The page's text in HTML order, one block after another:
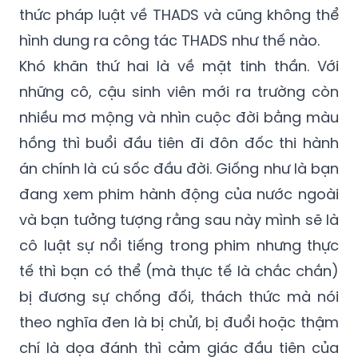
thức pháp luật về THADS và cũng không thể
hình dung ra công tác THADS như thế nào.
Khó khăn thứ hai là về mặt tinh thần. Với
những cô, cậu sinh viên mới ra trường còn
nhiều mơ mộng và nhìn cuộc đời bằng màu
hồng thì buổi đầu tiên đi đôn đốc thi hành
án chính là cú sốc đầu đời. Giống như là bạn
đang xem phim hành động của nước ngoài
và bạn tưởng tượng rằng sau này mình sẽ là
cô luật sự nổi tiếng trong phim nhưng thực
tế thì bạn có thể (mà thực tế là chắc chắn)
bị đương sự chống đối, thách thức mà nói
theo nghĩa đen là bị chửi, bị đuổi hoặc thậm
chí là dọa đánh thì cảm giác đầu tiên của